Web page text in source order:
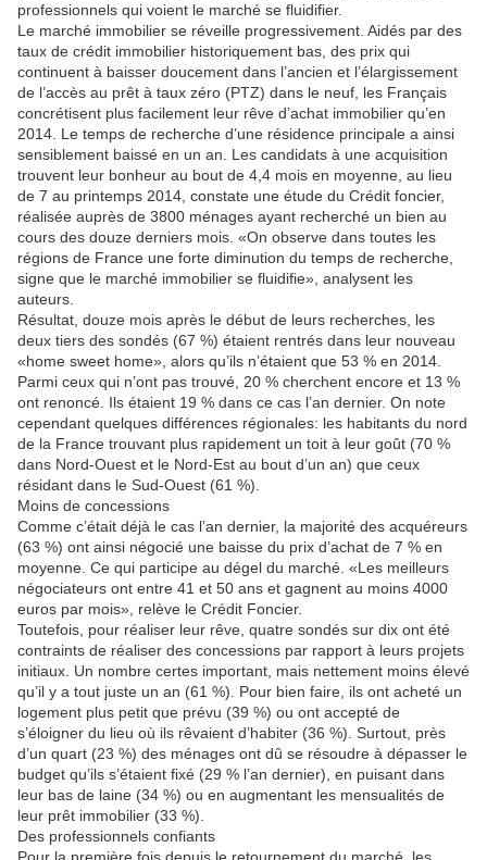
professionnels qui voient le marché se fluidifier.
Le marché immobilier se réveille progressivement. Aidés par des
taux de crédit immobilier historiquement bas, des prix qui
continuent à baisser doucement dans l’ancien et l’élargissement
de l’accès au prêt à taux zéro (PTZ) dans le neuf, les Français
concrétisent plus facilement leur rêve d’achat immobilier qu’en
2014. Le temps de recherche d’une résidence principale a ainsi
sensiblement baissé en un an. Les candidats à une acquisition
trouvent leur bonheur au bout de 4,4 mois en moyenne, au lieu
de 7 au printemps 2014, constate une étude du Crédit foncier,
réalisée auprès de 3800 ménages ayant recherché un bien au
cours des douze derniers mois. «On observe dans toutes les
régions de France une forte diminution du temps de recherche,
signe que le marché immobilier se fluidifie», analysent les
auteurs.
Résultat, douze mois après le début de leurs recherches, les
deux tiers des sondés (67 %) étaient rentrés dans leur nouveau
«home sweet home», alors qu’ils n’étaient que 53 % en 2014.
Parmi ceux qui n’ont pas trouvé, 20 % cherchent encore et 13 %
ont renoncé. Ils étaient 19 % dans ce cas l’an dernier. On note
cependant quelques différences régionales: les habitants du nord
de la France trouvant plus rapidement un toit à leur goût (70 %
dans Nord-Ouest et le Nord-Est au bout d’un an) que ceux
résidant dans le Sud-Ouest (61 %).
Moins de concessions
Comme c’était déjà le cas l’an dernier, la majorité des acquéreurs
(63 %) ont ainsi négocié une baisse du prix d’achat de 7 % en
moyenne. Ce qui participe au dégel du marché. «Les meilleurs
négociateurs ont entre 41 et 50 ans et gagnent au moins 4000
euros par mois», relève le Crédit Foncier.
Toutefois, pour réaliser leur rêve, quatre sondés sur dix ont été
contraints de réaliser des concessions par rapport à leurs projets
initiaux. Un nombre certes important, mais nettement moins élevé
qu’il y a tout juste un an (61 %). Pour bien faire, ils ont acheté un
logement plus petit que prévu (39 %) ou ont accepté de
s’éloigner du lieu où ils rêvaient d’habiter (36 %). Surtout, près
d’un quart (23 %) des ménages ont dû se résoudre à dépasser le
budget qu’ils s’étaient fixé (29 % l’an dernier), en puisant dans
leur bas de laine (34 %) ou en augmentant les mensualités de
leur prêt immobilier (33 %).
Des professionnels confiants